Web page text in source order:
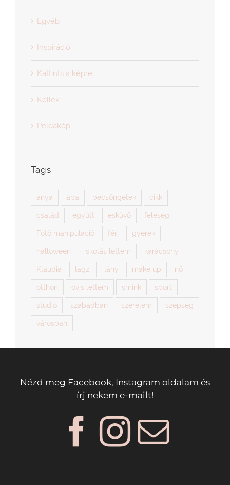
Egyéb
Inspiráció
Kattints a képre
Kellék
Példakép
Tags
anya apa becsöngetek cikk
család együtt esküvő feleség
Fotó manipuláció férj gyerek
halloween iskolás lettem karácsony
Klaudia lagzi lány make up nő
otthon ovis lettem smink sport
stúdió szabadban szerelem szépség
városban
Nézd meg Facebook, Instagram oldalam és
írj nekem e-mailt!